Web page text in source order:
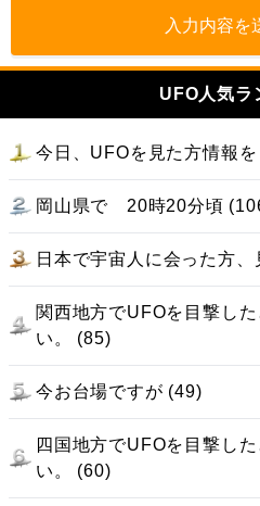
入力内容を
UFO人気ラ
今日、UFOを見た方情報
岡山県で 20時20分頃
日本で宇宙人に会った方
関西地方でUFOを目撃し
い。 (85)
今お台場ですが (49)
四国地方でUFOを目撃し
い。 (60)